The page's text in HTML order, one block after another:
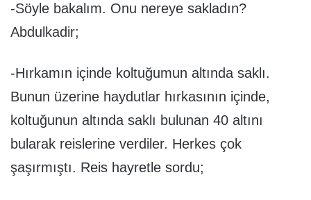
-Söyle bakalım. Onu nereye sakladın?
Abdulkadir;
-Hırkamın içinde koltuğumun altında saklı.
Bunun üzerine haydutlar hırkasının içinde,
koltuğunun altında saklı bulunan 40 altını
bularak reislerine verdiler. Herkes çok
şaşırmıştı. Reis hayretle sordu;